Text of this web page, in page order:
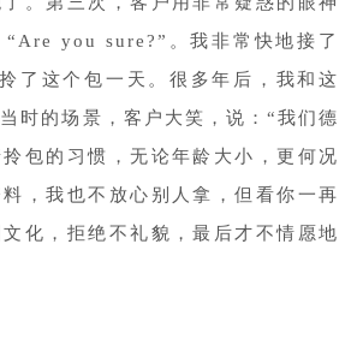
“Are you sure?”。我非常快地接了
了这个包一天。很多年后，我和这
时的场景，客户大笑，说：“我们德
包的习惯，无论年龄大小，更何况
，我也不放心别人拿，但看你一再
化，拒绝不礼貌，最后才不情愿地